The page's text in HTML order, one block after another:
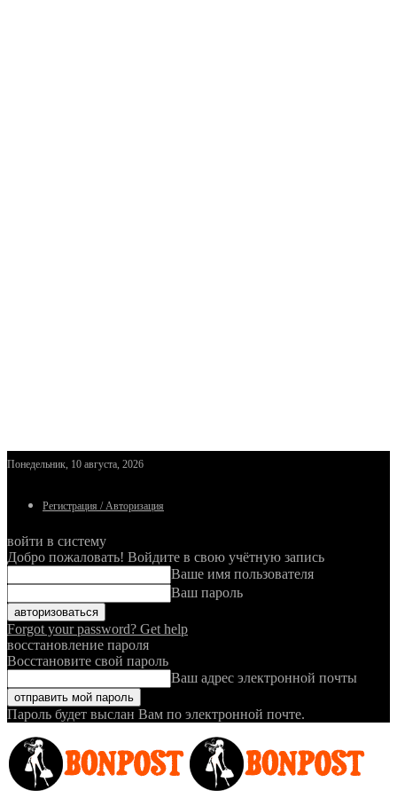
Понедельник, 10 августа, 2026
Регистрация / Авторизация
войти в систему
Добро пожаловать! Войдите в свою учётную запись
Ваше имя пользователя
Ваш пароль
Forgot your password? Get help
восстановление пароля
Восстановите свой пароль
Ваш адрес электронной почты
Пароль будет выслан Вам по электронной почте.